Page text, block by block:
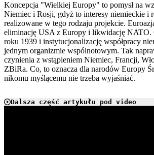
Koncepcja "Wielkiej Europy" to pomysł na
Niemiec i Rosji, gdyż to interesy niemieckie i
realizowane w tego rodzaju projekcie.
eliminację USA z Europy i likwidację NATO.
roku 1939 i instytucjonalizację współpracy
jednym organizmie wspólnotowym. Tak
czynienia z wstąpieniem Niemiec, Francji,
ZBiRa. Co, to oznacza dla narodów Europy
nikomu myślącemu nie trzeba wyjaśniać.
Dalsza część artykułu pod video